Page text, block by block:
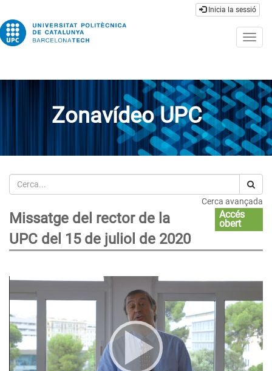
Inicia la sessió
Zonavídeo UPC
Cerca
Cerca avançada
Missatge del rector de la
UPC del 15 de juliol de 2020
Accés
obert